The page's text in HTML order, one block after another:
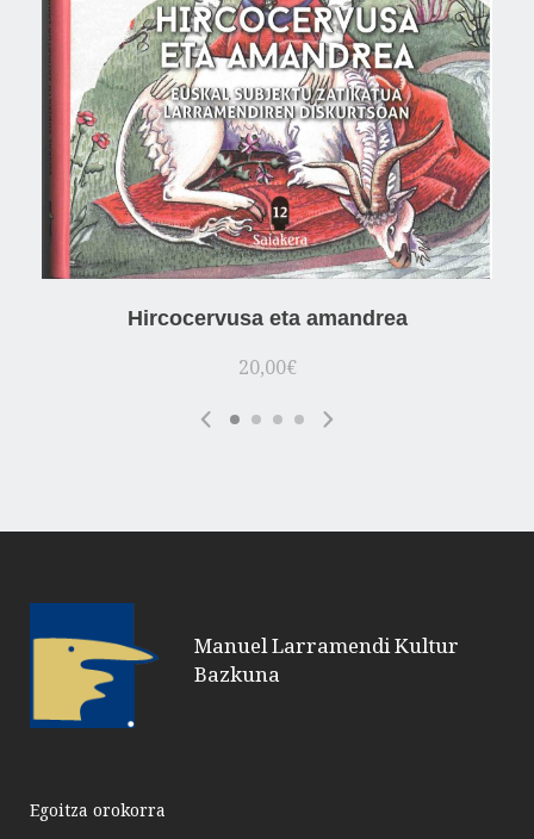
Hircocervusa eta amandrea
20,00€
Manuel Larramendi Kultur
Bazkuna
Egoitza orokorra